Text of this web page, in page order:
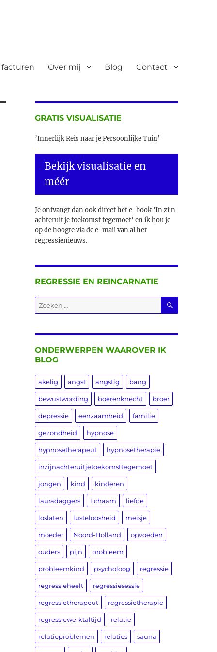
facturen Over mij Blog Contact
GRATIS VISUALISATIE
’Innerlijk Reis naar je Persoonlijke Tuin’
Bekijk visualisatie en
méér
Je ontvangt dan ook direct het e-book 'In zijn
achteruit je toekomst tegemoet' en ik hou je
op de hoogte via de e-mail van al het
regressienieuws.
REGRESSIE EN REINCARNATIE
Zoeken
naar:
ZOEKEN
ONDERWERPEN WAAROVER IK
BLOG
akelig angst angstig bang
bewustwording boerenknecht broer
depressie eenzaamheid familie
gezondheid hypnose
hypnosetherapeut hypnosetherapie
inzijnachteruitjetoekomsttegemoet
jongen kind kinderen
lauradaggers lichaam liefde
loslaten lusteloosheid meisje
moeder Noord-Holland opvoeden
ouders pijn probleem
probleemkind psycholoog regressie
regressieheelt regressiesessie
regressietherapeut regressietherapie
regressiewerktaltijd relatie
relatieproblemen relaties sauna